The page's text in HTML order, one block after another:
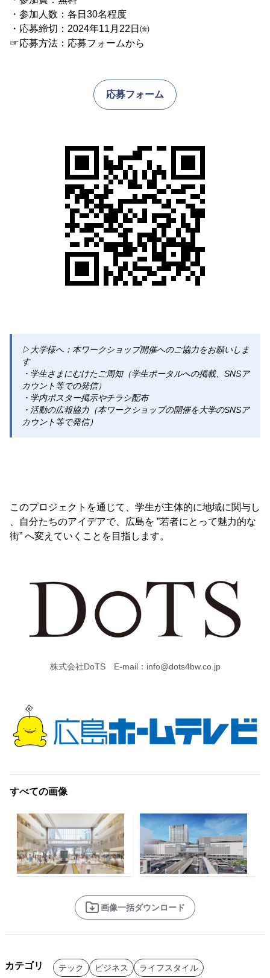
・参加人数：各日30名程度
・応募締切：2024年11月22日㈮
☞応募方法：応募フォームから
応募フォーム
▷大学様へ：本ワークショップ開催へのご協力をお願いしま
す
・学生さまにむけたご周知（学生ポータルへの掲載、SNSア
カウント等での発信）
・学内ポスター掲示やチラシ配布
・活動の広報協力（本ワークショップの開催を大学のSNSア
カウント等で発信）
このプロジェクトを通じて、学生が主体的に地域に関与し
、自分たちのアイデアで、広島を ”若者にとって魅力的な
街” へ変えていくことを目指します。
株式会社DoTS E-mail：info@dots4bw.co.jp
すべての画像
画像一括ダウンロード
カテゴリ テック ビジネス ライフスタイル